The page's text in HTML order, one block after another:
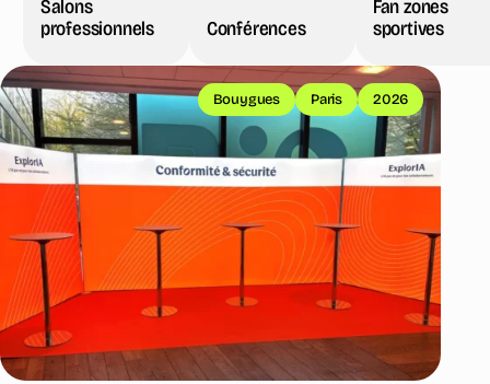
Salons
professionnels
Conférences
Fan zones
sportives
Salons professionnelsConférencesFan zones sportives
Studios
Bouygues Paris 2026